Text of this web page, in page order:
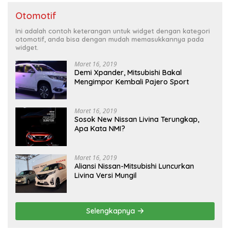
Otomotif
Ini adalah contoh keterangan untuk widget dengan kategori
otomotif, anda bisa dengan mudah memasukkannya pada
widget.
Maret 16, 2019
Demi Xpander, Mitsubishi Bakal
Mengimpor Kembali Pajero Sport
Maret 16, 2019
Sosok New Nissan Livina Terungkap,
Apa Kata NMI?
Maret 16, 2019
Aliansi Nissan-Mitsubishi Luncurkan
Livina Versi Mungil
Selengkapnya